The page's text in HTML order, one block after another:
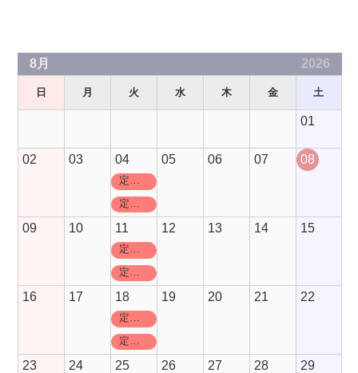
8月 2026
日 月 火 水 木 金 土
01
02 03 04
定休日
05 06 07 08
09 10 11
定休日
12 13 14 15
16 17 18
定休日
19 20 21 22
23 24 25 26 27 28 29